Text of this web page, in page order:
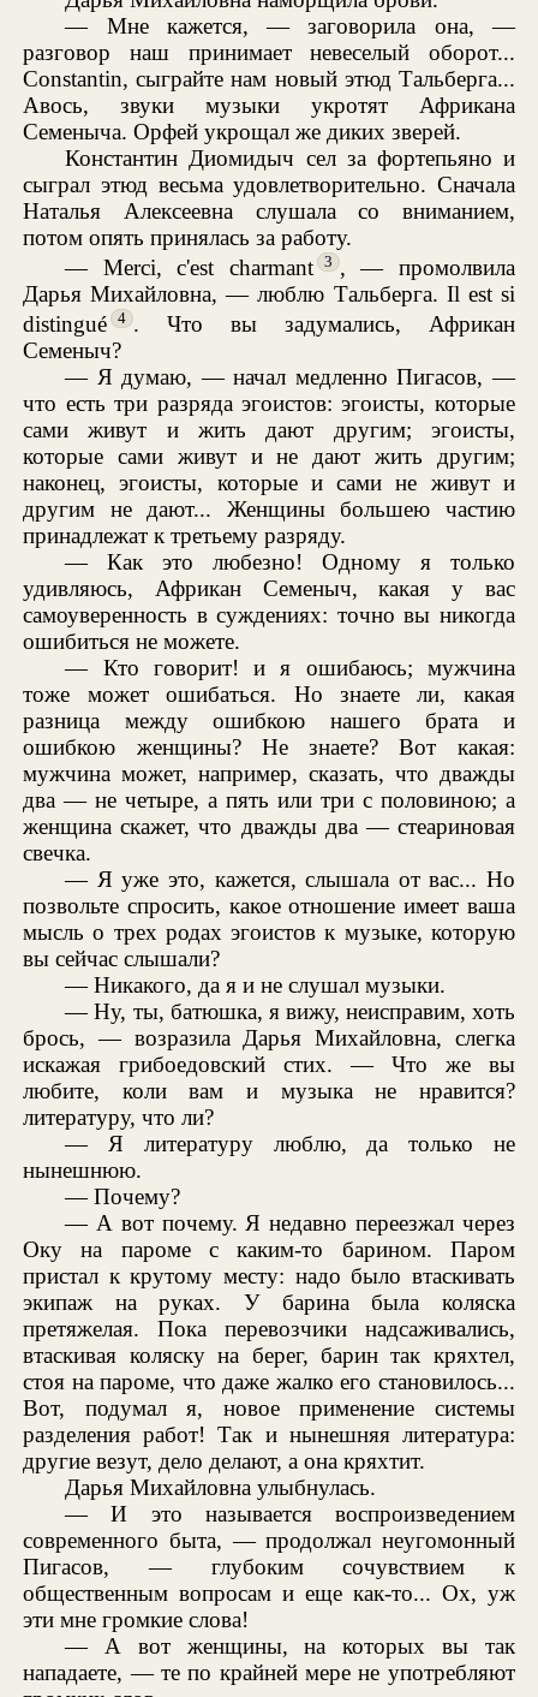
— Мне кажется, — заговорила она, —
разговор наш принимает невеселый оборот...
Constantin, сыграйте нам новый этюд Тальберга...
Авось, звуки музыки укротят Африкана
Семеныча. Орфей укрощал же диких зверей.
Константин Диомидыч сел за фортепьяно и
сыграл этюд весьма удовлетворительно. Сначала
Наталья Алексеевна слушала со вниманием,
потом опять принялась за работу.
— Merci, c'est charmant
3 , — промолвила
Дарья Михайловна, — люблю Тальберга. Il est si
distingué
4 . Что вы задумались, Африкан
Семеныч?
— Я думаю, — начал медленно Пигасов, —
что есть три разряда эгоистов: эгоисты, которые
сами живут и жить дают другим; эгоисты,
которые сами живут и не дают жить другим;
наконец, эгоисты, которые и сами не живут и
другим не дают... Женщины большею частию
принадлежат к третьему разряду.
— Как это любезно! Одному я только
удивляюсь, Африкан Семеныч, какая у вас
самоуверенность в суждениях: точно вы никогда
ошибиться не можете.
— Кто говорит! и я ошибаюсь; мужчина
тоже может ошибаться. Но знаете ли, какая
разница между ошибкою нашего брата и
ошибкою женщины? Не знаете? Вот какая:
мужчина может, например, сказать, что дважды
два — не четыре, а пять или три с половиною; а
женщина скажет, что дважды два — стеариновая
свечка.
— Я уже это, кажется, слышала от вас... Но
позвольте спросить, какое отношение имеет ваша
мысль о трех родах эгоистов к музыке, которую
вы сейчас слышали?
— Никакого, да я и не слушал музыки.
— Ну, ты, батюшка, я вижу, неисправим, хоть
брось, — возразила Дарья Михайловна, слегка
искажая грибоедовский стих. — Что же вы
любите, коли вам и музыка не нравится?
литературу, что ли?
— Я литературу люблю, да только не
нынешнюю.
— Почему?
— А вот почему. Я недавно переезжал через
Оку на пароме с каким-то барином. Паром
пристал к крутому месту: надо было втаскивать
экипаж на руках. У барина была коляска
претяжелая. Пока перевозчики надсаживались,
втаскивая коляску на берег, барин так кряхтел,
стоя на пароме, что даже жалко его становилось...
Вот, подумал я, новое применение системы
разделения работ! Так и нынешняя литература:
другие везут, дело делают, а она кряхтит.
Дарья Михайловна улыбнулась.
— И это называется воспроизведением
современного быта, — продолжал неугомонный
Пигасов, — глубоким сочувствием к
общественным вопросам и еще как-то... Ох, уж
эти мне громкие слова!
— А вот женщины, на которых вы так
нападаете, — те по крайней мере не употребляют